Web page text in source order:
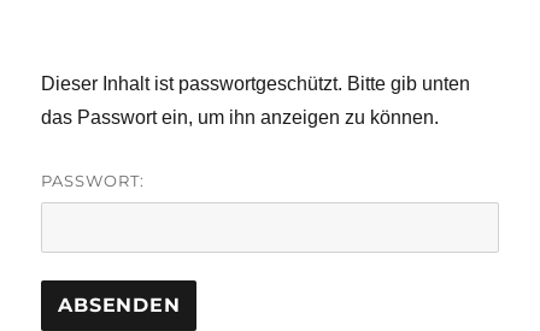
Dieser Inhalt ist passwortgeschützt. Bitte gib unten
das Passwort ein, um ihn anzeigen zu können.
PASSWORT: